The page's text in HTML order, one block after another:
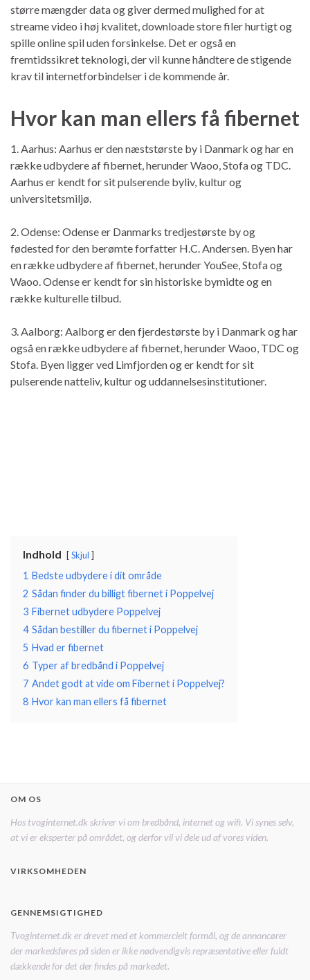
større mængder data og giver dermed mulighed for at
streame video i høj kvalitet, downloade store filer hurtigt og
spille online spil uden forsinkelse. Det er også en
fremtidssikret teknologi, der vil kunne håndtere de stigende
krav til internetforbindelser i de kommende år.
Hvor kan man ellers få fibernet
1. Aarhus: Aarhus er den næststørste by i Danmark og har en
række udbydere af fibernet, herunder Waoo, Stofa og TDC.
Aarhus er kendt for sit pulserende byliv, kultur og
universitetsmiljø.
2. Odense: Odense er Danmarks tredjestørste by og
fødested for den berømte forfatter H.C. Andersen. Byen har
en række udbydere af fibernet, herunder YouSee, Stofa og
Waoo. Odense er kendt for sin historiske bymidte og en
række kulturelle tilbud.
3. Aalborg: Aalborg er den fjerdestørste by i Danmark og har
også en række udbydere af fibernet, herunder Waoo, TDC og
Stofa. Byen ligger ved Limfjorden og er kendt for sit
pulserende natteliv, kultur og uddannelsesinstitutioner.
Indhold Skjul
1 Bedste udbydere i dit område
2 Sådan finder du billigt fibernet i Poppelvej
3 Fibernet udbydere Poppelvej
4 Sådan bestiller du fibernet i Poppelvej
5 Hvad er fibernet
6 Typer af bredbånd i Poppelvej
7 Andet godt at vide om Fibernet i Poppelvej?
8 Hvor kan man ellers få fibernet
OM OS
Hos tvoginternet.dk skriver vi om bredbånd, internet og wifi. Vi synes selv,
at vi er eksperter på området, og derfor vil vi dele ud af vores viden.
VIRKSOMHEDEN
GENNEMSIGTIGHED
Tvoginternet.dk er drevet med et kommercielt formål, og de annoncører
der markedsføres på siden er ikke nødvendigvis repræsentative eller fuldt
dækkende for det der findes på markedet.